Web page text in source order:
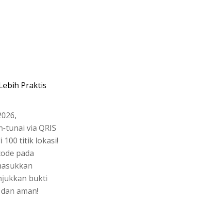
Praktis
tunai via QRIS
100 titik lokasi!
pada
bukti
aman!